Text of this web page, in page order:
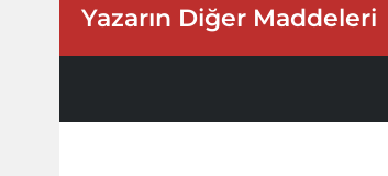
Yazarın Diğer Maddeleri